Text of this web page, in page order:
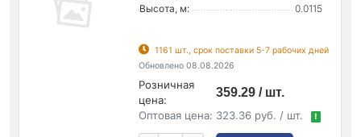
Высота, м:
0.0115
1161 шт., срок поставки 5-7 рабочих дней
Обновлено 08.08.2026
Розничная
цена:
359.29 / шт.
Оптовая цена: 323.36 руб. / шт. !